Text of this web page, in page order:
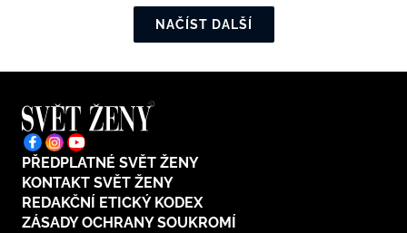
NAČÍST DALŠÍ
PŘEDPLATNÉ SVĚT ŽENY
KONTAKT SVĚT ŽENY
REDAKČNÍ ETICKÝ KODEX
ZÁSADY OCHRANY SOUKROMÍ